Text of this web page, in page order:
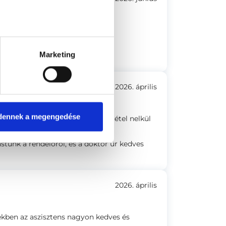
Marketing
a megengedése
2026. április
a tovább Teendőket.Feltétel nelkül
a rendelőről, és a doktor úr kedves
2026. április
az aszisztens nagyon kedves és